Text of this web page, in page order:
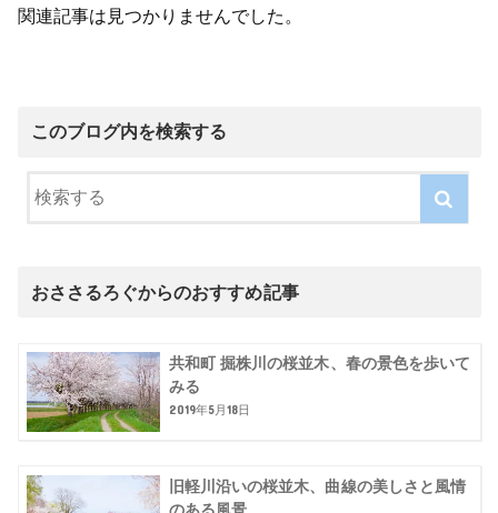
関連記事は見つかりませんでした。
このブログ内を検索する
おささるろぐからのおすすめ記事
共和町 掘株川の桜並木、春の景色を歩いて
みる
2019年5月18日
旧軽川沿いの桜並木、曲線の美しさと風情